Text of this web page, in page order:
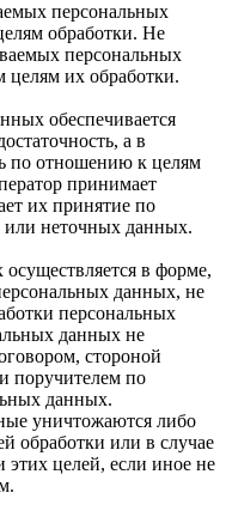
персональных
обработки. Не
персональных
их обработки.
обеспечивается
а в
по отношению к целям
принимает
их принятие по
неточных данных.
в форме,
данных, не
персональных
данных не
стороной
поручителем по
данных.
уничтожаются либо
обработки или в случае
этих целей, если иное не